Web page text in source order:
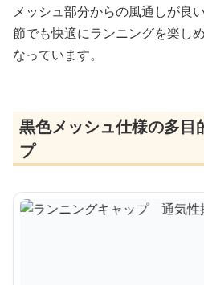
メッシュ部分からの風通しが良
節でも快適にランニングを楽し
なっています。
黒色メッシュ仕様の多目
プ